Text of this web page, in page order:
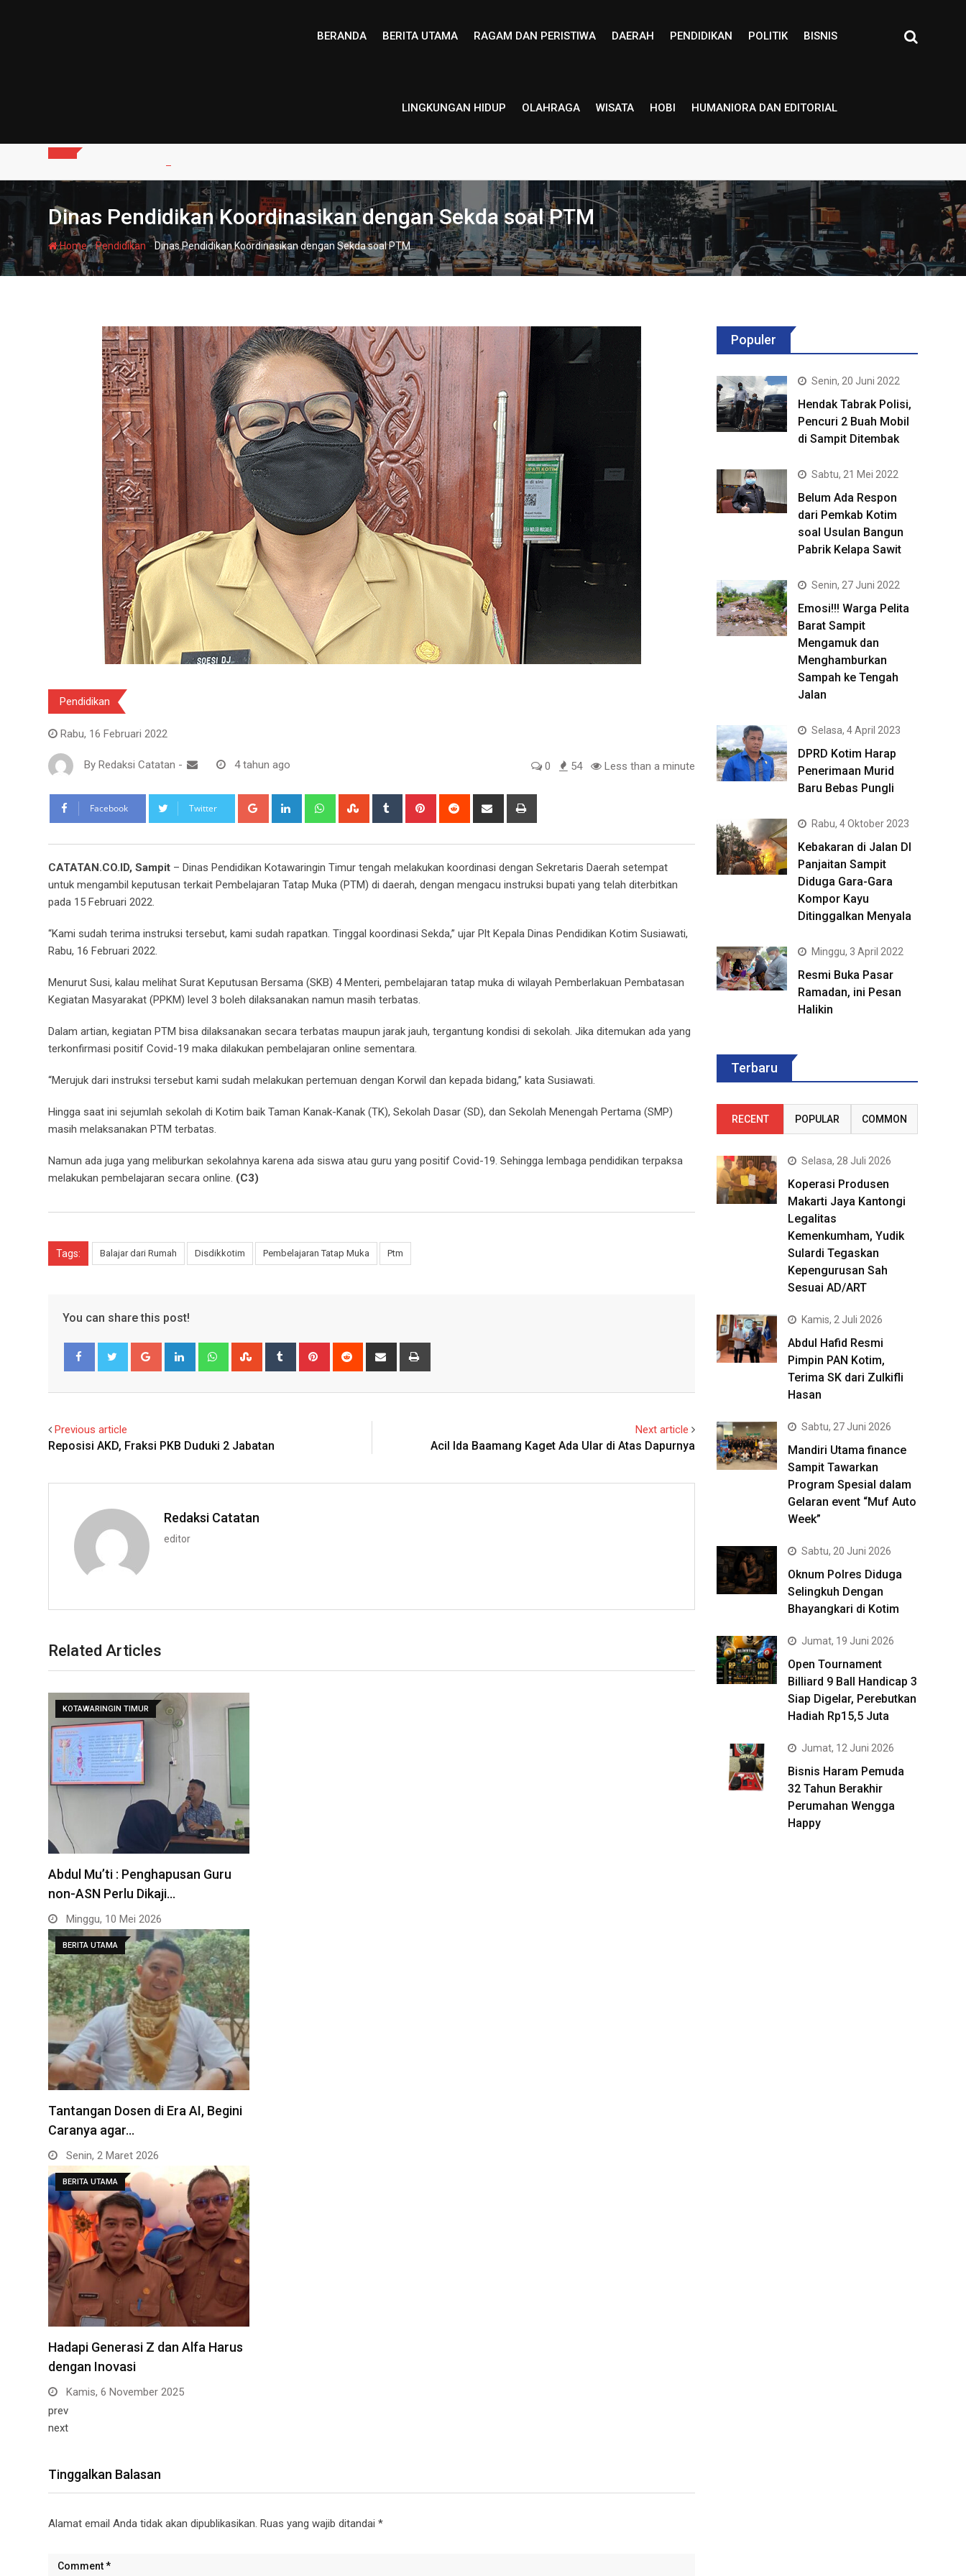
BERANDA BERITA UTAMA RAGAM DAN PERISTIWA DAERAH PENDIDIKAN POLITIK BISNIS
LINGKUNGAN HIDUP OLAHRAGA WISATA HOBI HUMANIORA DAN EDITORIAL
Dinas Pendidikan Koordinasikan dengan Sekda soal PTM
Home-Pendidikan-Dinas Pendidikan Koordinasikan dengan Sekda soal PTM
Pendidikan
Rabu, 16 Februari 2022
By Redaksi Catatan - 4 tahun ago 0 54 Less than a minute
Facebook Twitter Google+ LinkedIn WhatsappStumbleUpon
Tumblr Pinterest Reddit
Share
CATATAN.CO.ID, Sampit – Dinas Pendidikan Kotawaringin Timur tengah melakukan koordinasi dengan Sekretaris Daerah setempat
untuk mengambil keputusan terkait Pembelajaran Tatap Muka (PTM) di daerah, dengan mengacu instruksi bupati yang telah diterbitkan
pada 15 Februari 2022.
“Kami sudah terima instruksi tersebut, kami sudah rapatkan. Tinggal koordinasi Sekda,” ujar Plt Kepala Dinas Pendidikan Kotim Susiawati,
Rabu, 16 Februari 2022.
Menurut Susi, kalau melihat Surat Keputusan Bersama (SKB) 4 Menteri, pembelajaran tatap muka di wilayah Pemberlakuan Pembatasan
Kegiatan Masyarakat (PPKM) level 3 boleh dilaksanakan namun masih terbatas.
Dalam artian, kegiatan PTM bisa dilaksanakan secara terbatas maupun jarak jauh, tergantung kondisi di sekolah. Jika ditemukan ada yang
terkonfirmasi positif Covid-19 maka dilakukan pembelajaran online sementara.
“Merujuk dari instruksi tersebut kami sudah melakukan pertemuan dengan Korwil dan kepada bidang,” kata Susiawati.
Hingga saat ini sejumlah sekolah di Kotim baik Taman Kanak-Kanak (TK), Sekolah Dasar (SD), dan Sekolah Menengah Pertama (SMP)
masih melaksanakan PTM terbatas.
Namun ada juga yang meliburkan sekolahnya karena ada siswa atau guru yang positif Covid-19. Sehingga lembaga pendidikan terpaksa
melakukan pembelajaran secara online. (C3)
Tags: Balajar dari Rumah Disdikkotim Pembelajaran Tatap Muka Ptm
You can share this post!
Google+ LinkedIn WhatsappStumbleUpon
Tumblr Pinterest Reddit
Share
Previous article
Reposisi AKD, Fraksi PKB Duduki 2 Jabatan
Next article
Acil Ida Baamang Kaget Ada Ular di Atas Dapurnya
Redaksi Catatan
editor
Related Articles
KOTAWARINGIN TIMUR
Abdul Mu’ti : Penghapusan Guru
non-ASN Perlu Dikaji…
Minggu, 10 Mei 2026
BERITA UTAMA
Tantangan Dosen di Era AI, Begini
Caranya agar…
Senin, 2 Maret 2026
BERITA UTAMA
Hadapi Generasi Z dan Alfa Harus
dengan Inovasi
Kamis, 6 November 2025
prev
next
Tinggalkan Balasan
Alamat email Anda tidak akan dipublikasikan. Ruas yang wajib ditandai *
Populer
Senin, 20 Juni 2022
Hendak Tabrak Polisi,
Pencuri 2 Buah Mobil
di Sampit Ditembak
Sabtu, 21 Mei 2022
Belum Ada Respon
dari Pemkab Kotim
soal Usulan Bangun
Pabrik Kelapa Sawit
Senin, 27 Juni 2022
Emosi!!! Warga Pelita
Barat Sampit
Mengamuk dan
Menghamburkan
Sampah ke Tengah
Jalan
Selasa, 4 April 2023
DPRD Kotim Harap
Penerimaan Murid
Baru Bebas Pungli
Rabu, 4 Oktober 2023
Kebakaran di Jalan DI
Panjaitan Sampit
Diduga Gara-Gara
Kompor Kayu
Ditinggalkan Menyala
Minggu, 3 April 2022
Resmi Buka Pasar
Ramadan, ini Pesan
Halikin
Terbaru
RECENT POPULAR COMMON
Selasa, 28 Juli 2026
Koperasi Produsen
Makarti Jaya Kantongi
Legalitas
Kemenkumham, Yudik
Sulardi Tegaskan
Kepengurusan Sah
Sesuai AD/ART
Kamis, 2 Juli 2026
Abdul Hafid Resmi
Pimpin PAN Kotim,
Terima SK dari Zulkifli
Hasan
Sabtu, 27 Juni 2026
Mandiri Utama finance
Sampit Tawarkan
Program Spesial dalam
Gelaran event “Muf Auto
Week”
Sabtu, 20 Juni 2026
Oknum Polres Diduga
Selingkuh Dengan
Bhayangkari di Kotim
Jumat, 19 Juni 2026
Open Tournament
Billiard 9 Ball Handicap 3
Siap Digelar, Perebutkan
Hadiah Rp15,5 Juta
Jumat, 12 Juni 2026
Bisnis Haram Pemuda
32 Tahun Berakhir
Perumahan Wengga
Happy